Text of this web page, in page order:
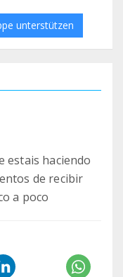
unterstützen
estais haciendo
de recibir
a poco